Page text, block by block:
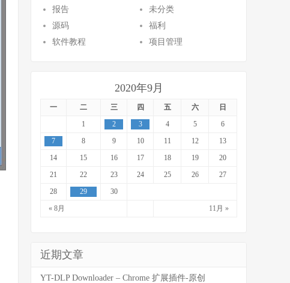
报告
未分类
源码
福利
软件教程
项目管理
2020年9月
一 二 三 四 五 六 日
« 8月 11月 »
1 2 3 4 5
6
7
8 9 10 11 12
13
14
15 16 17 18 19
20
21
22 23 24 25 26
27
28
29 30
近期文章
YT-DLP Downloader – Chrome 扩展插件-原创